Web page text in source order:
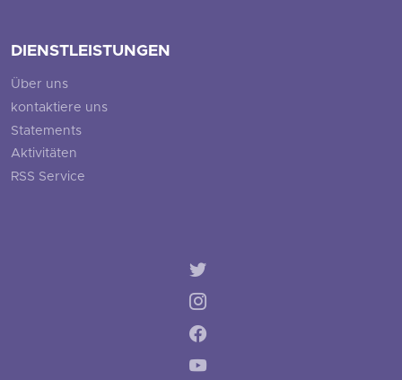
DIENSTLEISTUNGEN
Über uns
kontaktiere uns
Statements
Aktivitäten
RSS Service